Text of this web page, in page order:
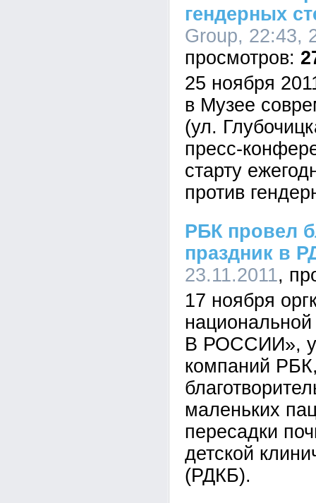
гендерных
Group, 22:43,
25 ноября
в Музее
(ул.
пресс-
старту
против
РБК провел
праздник в
23.11.2011
17 ноября
В РОССИИ»,
компаний
маленьких
пересадки
детской
(РДКБ).